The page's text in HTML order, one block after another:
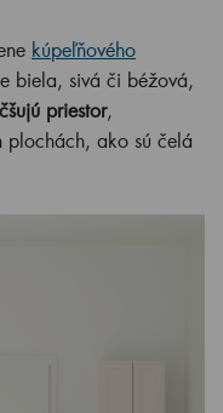
kúpeľňového
biela, sivá či béžová,
priestor,
plochách, ako sú čelá